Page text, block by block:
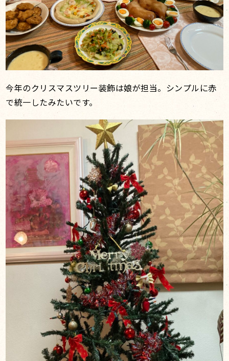
今年のクリスマスツリー装飾は娘が担当。シンプルに赤
で統一したみたいです。